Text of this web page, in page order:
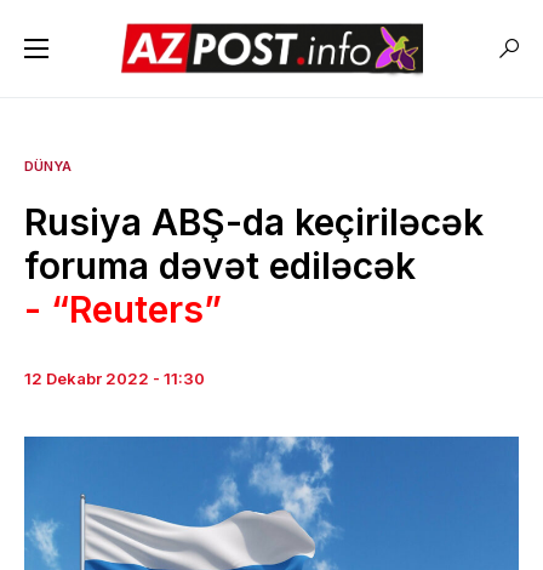
DÜNYA
Rusiya ABŞ-da keçiriləcək
foruma dəvət ediləcək
- “Reuters”
12 Dekabr 2022 - 11:30